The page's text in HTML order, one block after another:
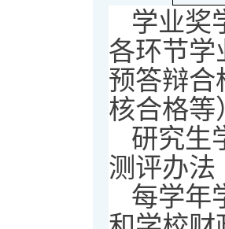
学业奖
各环节
预答辩
核合格
研究生
测评办
每学年